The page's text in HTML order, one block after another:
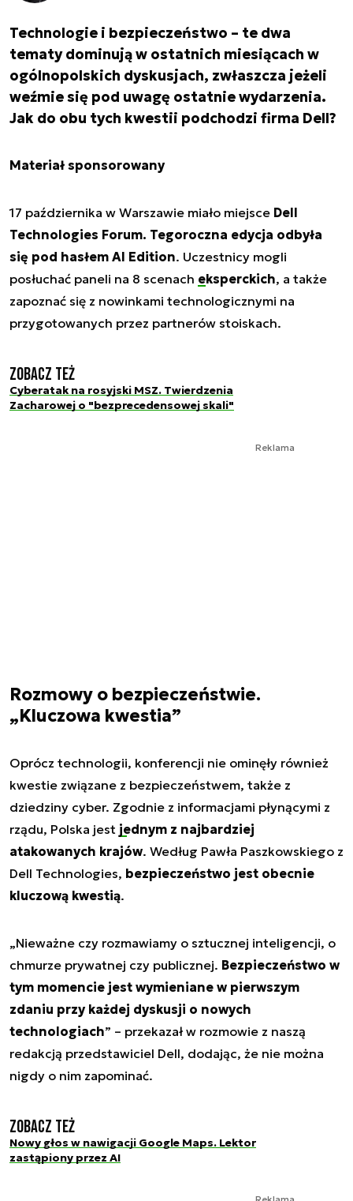
Technologie i bezpieczeństwo – te dwa
tematy dominują w ostatnich miesiącach w
ogólnopolskich dyskusjach, zwłaszcza jeżeli
weźmie się pod uwagę ostatnie wydarzenia.
Jak do obu tych kwestii podchodzi firma Dell?
Materiał sponsorowany
17 października w Warszawie miało miejsce Dell
Technologies Forum. Tegoroczna edycja odbyła
się pod hasłem AI Edition. Uczestnicy mogli
posłuchać paneli na 8 scenach eksperckich, a także
zapoznać się z nowinkami technologicznymi na
przygotowanych przez partnerów stoiskach.
Zobacz też
Cyberatak na rosyjski MSZ. Twierdzenia
Zacharowej o "bezprecedensowej skali"
Reklama
Rozmowy o bezpieczeństwie.
„Kluczowa kwestia”
Oprócz technologii, konferencji nie ominęły również
kwestie związane z bezpieczeństwem, także z
dziedziny cyber. Zgodnie z informacjami płynącymi z
rządu, Polska jest jednym z najbardziej
atakowanych krajów. Według Pawła Paszkowskiego z
Dell Technologies, bezpieczeństwo jest obecnie
kluczową kwestią.
„Nieważne czy rozmawiamy o sztucznej inteligencji, o
chmurze prywatnej czy publicznej. Bezpieczeństwo w
tym momencie jest wymieniane w pierwszym
zdaniu przy każdej dyskusji o nowych
technologiach” – przekazał w rozmowie z naszą
redakcją przedstawiciel Dell, dodając, że nie można
nigdy o nim zapominać.
Zobacz też
Nowy głos w nawigacji Google Maps. Lektor
zastąpiony przez AI